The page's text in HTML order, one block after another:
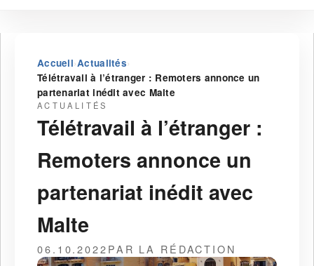
Accueil›Actualités›
Télétravail à l’étranger : Remoters annonce un
partenariat inédit avec Malte
ACTUALITÉS
Télétravail à l’étranger :
Remoters annonce un
partenariat inédit avec
Malte
06.10.2022PAR LA RÉDACTION